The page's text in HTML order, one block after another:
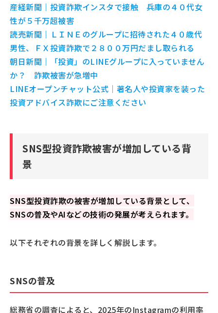
産経新聞｜投資詐欺インスタで接触 兵庫の４０代女
性が５千万超被害
読売新聞｜ＬＩＮＥのグループに招待された４０歳代
男性、ＦＸ投資詐欺で２８００万円だまし取られる
朝日新聞｜「投資」のLINEグループに入っていません
か？ 詐欺被害が急増中
LINEオープンチャット公式｜著名人や投資家を装った
投資アドバイス詐欺にご注意ください
SNS型投資詐欺被害が増加している背
景
SNS型投資詐欺の被害が増加している背景として、
SNSの普及やAIなどの技術の発展が考えられます。
以下それぞれの背景を詳しく解説します。
SNSの普及
総務省の調査によると、2025年のInstagramの利用率